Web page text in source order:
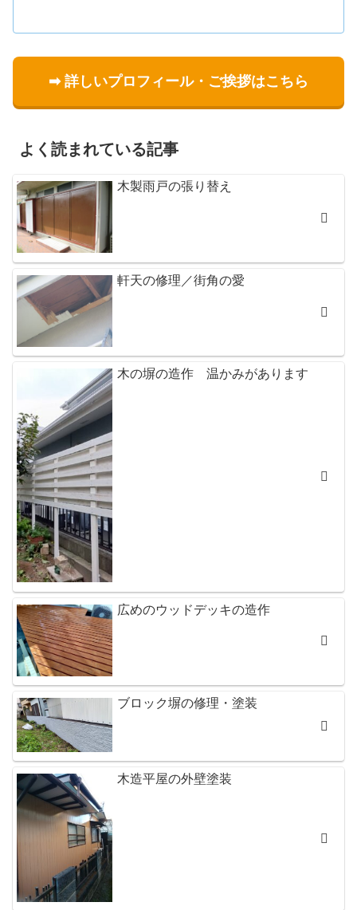
➡ 詳しいプロフィール・ご挨拶はこちら
よく読まれている記事
木製雨戸の張り替え
軒天の修理／街角の愛
木の塀の造作 温かみがあります
広めのウッドデッキの造作
ブロック塀の修理・塗装
木造平屋の外壁塗装